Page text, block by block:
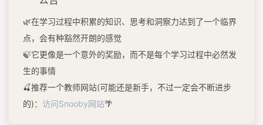
🌿在学习过程中积累的知识、思考和洞察力达到了一个临界
点，会有种豁然开朗的感觉
🍃它更像是一个意外的奖励，而不是每个学习过程中必然发
生的事情
🍒推荐一个教师网站(可能还是新手，不过一定会不断进步
的)： 访问Snooby网站🌴